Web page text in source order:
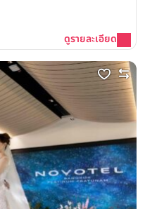
ดูรายละเอียด